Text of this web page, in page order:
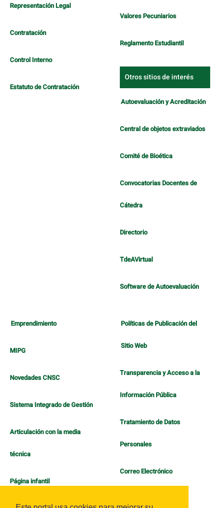
Representación Legal
Contratación
Control Interno
Estatuto de Contratación
Valores Pecuniarios
Reglamento Estudiantil
Otros sitios de interés
Autoevaluación y Acreditación
Central de objetos extraviados
Comité de Bioética
Convocatorias Docentes de
Cátedra
Directorio
TdeAVirtual
Software de Autoevaluación
Emprendimiento
MIPG
Novedades CNSC
Sistema Integrado de Gestión
Articulación con la media
técnica
Página infantil
Políticas de Publicación del
Sitio Web
Transparencia y Acceso a la
Información Pública
Tratamiento de Datos
Personales
Correo Electrónico